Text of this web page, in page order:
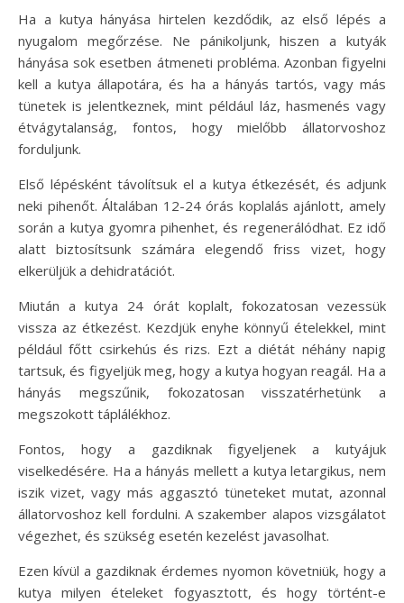
Ha a kutya hányása hirtelen kezdődik, az első lépés a
nyugalom megőrzése. Ne pánikoljunk, hiszen a kutyák
hányása sok esetben átmeneti probléma. Azonban figyelni
kell a kutya állapotára, és ha a hányás tartós, vagy más
tünetek is jelentkeznek, mint például láz, hasmenés vagy
étvágytalanság, fontos, hogy mielőbb állatorvoshoz
forduljunk.
Első lépésként távolítsuk el a kutya étkezését, és adjunk
neki pihenőt. Általában 12-24 órás koplalás ajánlott, amely
során a kutya gyomra pihenhet, és regenerálódhat. Ez idő
alatt biztosítsunk számára elegendő friss vizet, hogy
elkerüljük a dehidratációt.
Miután a kutya 24 órát koplalt, fokozatosan vezessük
vissza az étkezést. Kezdjük enyhe könnyű ételekkel, mint
például főtt csirkehús és rizs. Ezt a diétát néhány napig
tartsuk, és figyeljük meg, hogy a kutya hogyan reagál. Ha a
hányás megszűnik, fokozatosan visszatérhetünk a
megszokott táplálékhoz.
Fontos, hogy a gazdiknak figyeljenek a kutyájuk
viselkedésére. Ha a hányás mellett a kutya letargikus, nem
iszik vizet, vagy más aggasztó tüneteket mutat, azonnal
állatorvoshoz kell fordulni. A szakember alapos vizsgálatot
végezhet, és szükség esetén kezelést javasolhat.
Ezen kívül a gazdiknak érdemes nyomon követniük, hogy a
kutya milyen ételeket fogyasztott, és hogy történt-e